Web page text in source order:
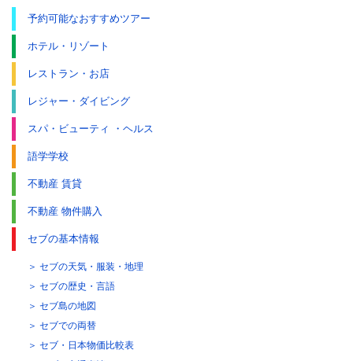
予約可能なおすすめツアー
ホテル・リゾート
レストラン・お店
レジャー・ダイビング
スパ・ビューティ ・ヘルス
語学学校
不動産 賃貸
不動産 物件購入
セブの基本情報
セブの天気・服装・地理
セブの歴史・言語
セブ島の地図
セブでの両替
セブ・日本物価比較表